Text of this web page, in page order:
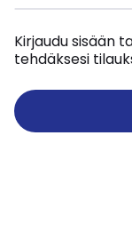
Kirjaudu sisään
tehdäksesi